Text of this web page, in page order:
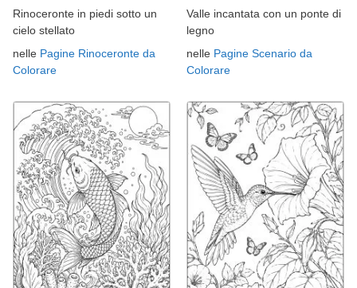
Rinoceronte in piedi sotto un
cielo stellato
nelle Pagine Rinoceronte da
Colorare
Valle incantata con un ponte di
legno
nelle Pagine Scenario da
Colorare